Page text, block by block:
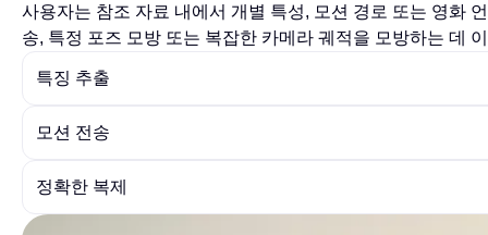
사용자는 참조 자료 내에서 개별 특성, 모션 경로 또는 영화
송, 특정 포즈 모방 또는 복잡한 카메라 궤적을 모방하는 데
특징 추출
모션 전송
정확한 복제